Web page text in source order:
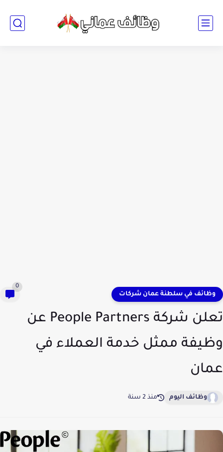
وظائف في سلطنة عمان شركات
0
تعلن شركة People Partners عن
وظيفة ممثل خدمة العملاء في
عمان
وظائف اليوم منذ 2 سنة